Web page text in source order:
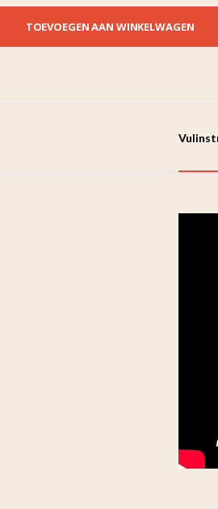
TOEVOEGEN AAN WINKELWAGEN